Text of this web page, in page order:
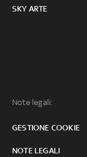
SKY ARTE
Note legali:
GESTIONE COOKIE
NOTE LEGALI